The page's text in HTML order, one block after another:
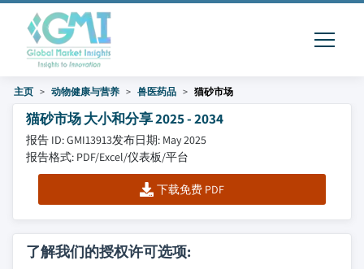
主页 动物健康与营养 兽医药品 猫砂市场
猫砂市场 大小和分享 2025 - 2034
报告 ID: GMI13913发布日期: May 2025
报告格式: PDF/Excel/仪表板/平台
下载免费 PDF
了解我们的授权许可选项: